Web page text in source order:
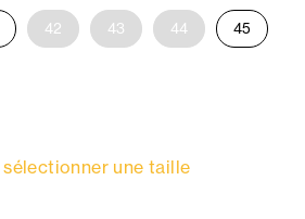
42 43 44 45
sélectionner une taille